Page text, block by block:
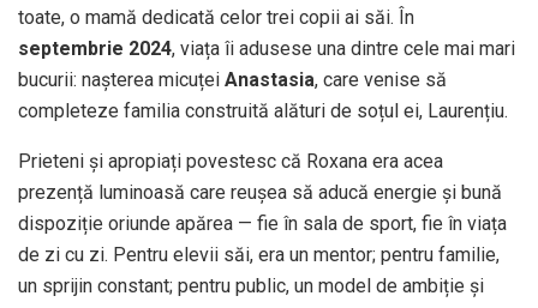
toate, o mamă dedicată celor trei copii ai săi. În
septembrie 2024, viața îi adusese una dintre cele mai mari
bucurii: nașterea micuței Anastasia, care venise să
completeze familia construită alături de soțul ei, Laurențiu.
Prieteni și apropiați povestesc că Roxana era acea
prezență luminoasă care reușea să aducă energie și bună
dispoziție oriunde apărea — fie în sala de sport, fie în viața
de zi cu zi. Pentru elevii săi, era un mentor; pentru familie,
un sprijin constant; pentru public, un model de ambiție și